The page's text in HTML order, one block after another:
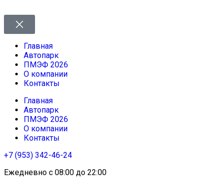
Главная
Автопарк
ПМЭФ 2026
О компании
Контакты
Главная
Автопарк
ПМЭФ 2026
О компании
Контакты
+7 (953) 342-46-24
Ежедневно с 08:00 до 22:00